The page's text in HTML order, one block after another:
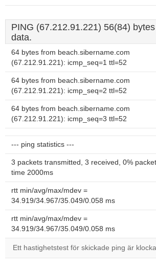
PING (67.212.91.221) 56(84)
data.
64 bytes from beach.sibername.com
(67.212.91.221): icmp_seq=1 ttl=52
64 bytes from beach.sibername.com
(67.212.91.221): icmp_seq=2 ttl=52
64 bytes from beach.sibername.com
(67.212.91.221): icmp_seq=3 ttl=52
--- ping statistics ---
3 packets transmitted, 3 received, 0%
time 2000ms
rtt min/avg/max/mdev =
34.919/34.967/35.049/0.058 ms
rtt min/avg/max/mdev =
34.919/34.967/35.049/0.058 ms
Ett hastighetstest för skickade ping är